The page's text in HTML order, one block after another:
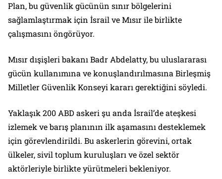
Plan, bu güvenlik gücünün sınır bölgelerini
sağlamlaştırmak için İsrail ve Mısır ile birlikte
çalışmasını öngörüyor.
Mısır dışişleri bakanı Badr Abdelatty, bu uluslararası
gücün kullanımına ve konuşlandırılmasına Birleşmiş
Milletler Güvenlik Konseyi kararı gerektiğini söyledi.
Yaklaşık 200 ABD askeri şu anda İsrail’de ateşkesi
izlemek ve barış planının ilk aşamasını desteklemek
için görevlendirildi. Bu askerlerin görevini, ortak
ülkeler, sivil toplum kuruluşları ve özel sektör
aktörleriyle birlikte yürütmeleri bekleniyor.